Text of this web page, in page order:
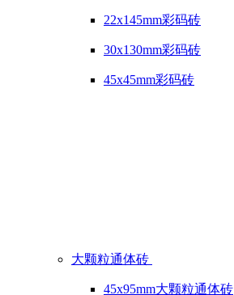
22x145mm彩码砖
30x130mm彩码砖
45x45mm彩码砖
大颗粒通体砖
45x95mm大颗粒通体砖